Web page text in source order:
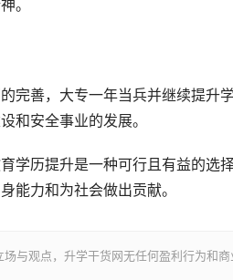
。
完善，大专一年当兵并继续提升
和安全事业的发展。
学历提升是一种可行且有益的选
能力和为社会做出贡献。
与观点，升学干货网无任何盈利行为和